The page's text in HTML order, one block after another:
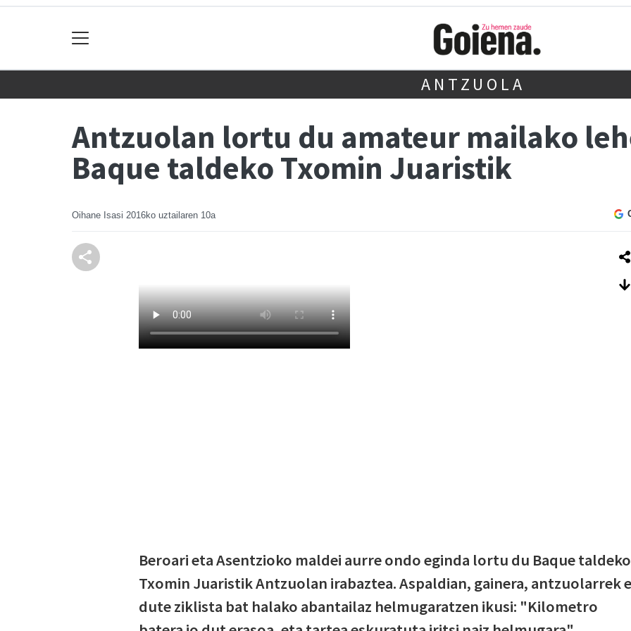
ANTZUOLA
Antzuolan lortu du amateur mailako
Baque taldeko Txomin Juaristik
Oihane Isasi 2016ko uztailaren 10a
Beroari eta Asentzioko maldei aurre ondo eginda lortu du Baque taldeko
Txomin Juaristik Antzuolan irabaztea. Aspaldian, gainera, antzuolarrek
dute ziklista bat halako abantailaz helmugaratzen ikusi: "Kilometro